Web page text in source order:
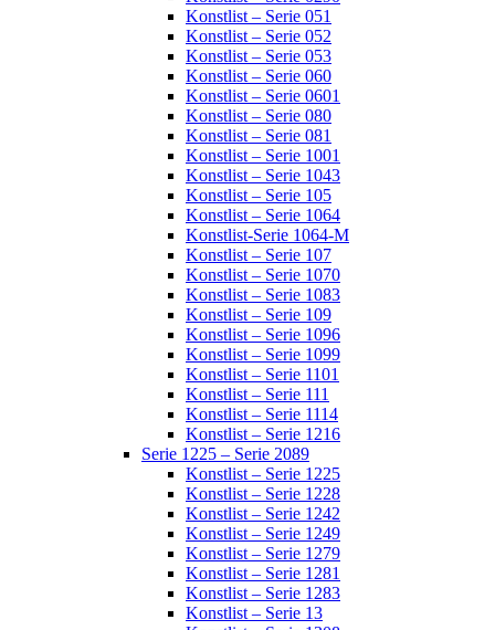
Konstlist – Serie 051
Konstlist – Serie 052
Konstlist – Serie 053
Konstlist – Serie 060
Konstlist – Serie 0601
Konstlist – Serie 080
Konstlist – Serie 081
Konstlist – Serie 1001
Konstlist – Serie 1043
Konstlist – Serie 105
Konstlist – Serie 1064
Konstlist-Serie 1064-M
Konstlist – Serie 107
Konstlist – Serie 1070
Konstlist – Serie 1083
Konstlist – Serie 109
Konstlist – Serie 1096
Konstlist – Serie 1099
Konstlist – Serie 1101
Konstlist – Serie 111
Konstlist – Serie 1114
Konstlist – Serie 1216
Serie 1225 – Serie 2089
Konstlist – Serie 1225
Konstlist – Serie 1228
Konstlist – Serie 1242
Konstlist – Serie 1249
Konstlist – Serie 1279
Konstlist – Serie 1281
Konstlist – Serie 1283
Konstlist – Serie 13